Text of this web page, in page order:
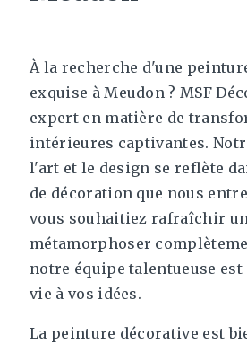
À la recherche d'une
exquise à Meudon ? MSF
expert en matière de
intérieures captivantes.
l'art et le design se reflète
de décoration que nous
vous souhaitiez rafraîchir
métamorphoser
notre équipe talentueuse
vie à vos idées.
La peinture décorative est